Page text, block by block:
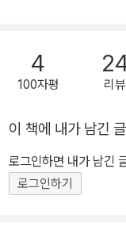
마다의 사랑스러움을
쓰기 위해 고군분투하
오하림은 말한다. “카
째로 쓰는 일을 한다고
보하기 위해 브랜드 입
여도 모자라다. 하지만
4
100자평 리뷰
이 책에 내가 남긴 글
로그인하면 내가 남긴
로그인하기